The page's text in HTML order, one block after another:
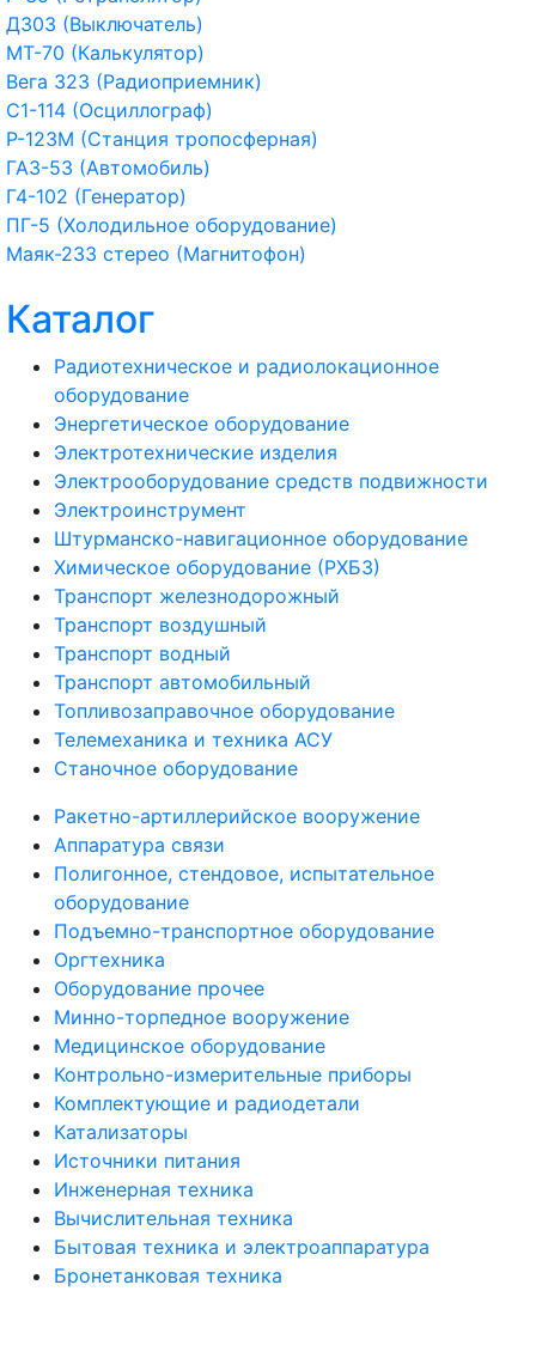
Д303 (Выключатель)
МТ-70 (Калькулятор)
Вега 323 (Радиоприемник)
С1-114 (Осциллограф)
Р-123М (Станция тропосферная)
ГАЗ-53 (Автомобиль)
Г4-102 (Генератор)
ПГ-5 (Холодильное оборудование)
Маяк-233 стерео (Магнитофон)
Каталог
Радиотехническое и радиолокационное
оборудование
Энергетическое оборудование
Электротехнические изделия
Электрооборудование средств подвижности
Электроинструмент
Штурманско-навигационное оборудование
Химическое оборудование (РХБЗ)
Транспорт железнодорожный
Транспорт воздушный
Транспорт водный
Транспорт автомобильный
Топливозаправочное оборудование
Телемеханика и техника АСУ
Станочное оборудование
Ракетно-артиллерийское вооружение
Аппаратура связи
Полигонное, стендовое, испытательное
оборудование
Подъемно-транспортное оборудование
Оргтехника
Оборудование прочее
Минно-торпедное вооружение
Медицинское оборудование
Контрольно-измерительные приборы
Комплектующие и радиодетали
Катализаторы
Источники питания
Инженерная техника
Вычислительная техника
Бытовая техника и электроаппаратура
Бронетанковая техника